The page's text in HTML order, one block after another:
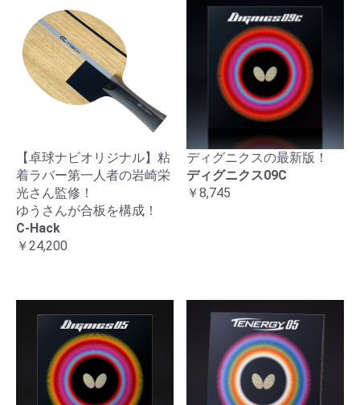
【卓球ナビオリジナル】粘
着ラバー第一人者の岩崎栄
光さん監修！
ゆうさんが合板を構成！
C-Hack
￥24,200
ディグニクスの最新版！
ディグニクス09C
￥8,745